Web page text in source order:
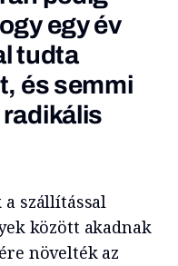
egy év
tudta
és semmi
szállítással
között akadnak
növelték az